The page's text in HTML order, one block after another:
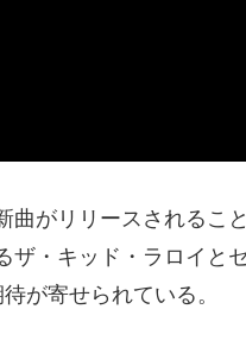
がリリースされるこ
・キッド・ラロイと
が寄せられている。